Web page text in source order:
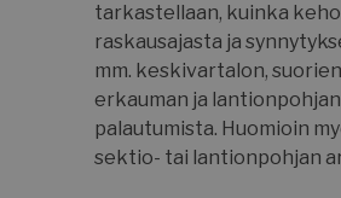
tarkastellaan, kuinka
raskausajasta ja
mm. keskivartalon,
erkauman ja
palautumista. Huomioin
sektio- tai lantionpohjan